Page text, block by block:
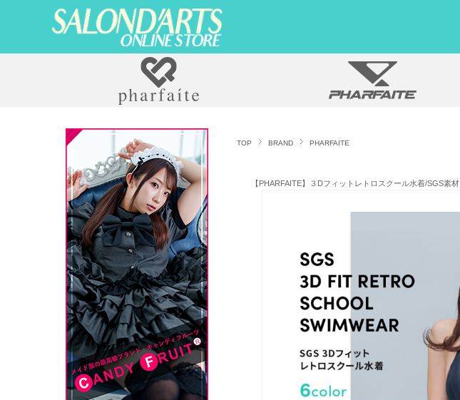
TOP BRAND PHARFAITE
【PHARFAITE】３Dフィットレトロスクール水着/SGS素材